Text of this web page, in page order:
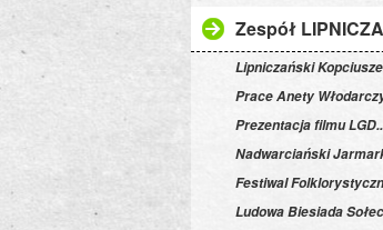
Zespół
Lipniczański
Prace Anety
Prezentacja filmu
Nadwarciański Jarmark
Festiwal
Ludowa Biesiada